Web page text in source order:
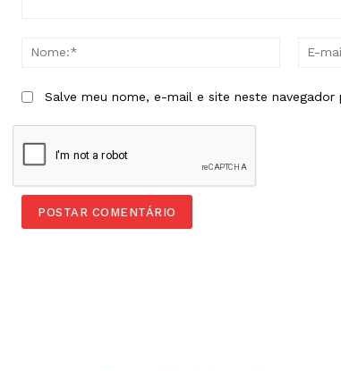
Nome:*
Salve meu nome, e-mail e site neste